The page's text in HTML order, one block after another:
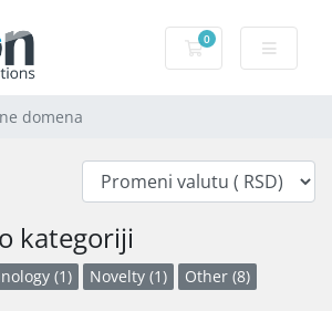
0
Korpa
domena
kategoriji
(1) Novelty (1) Other (8)